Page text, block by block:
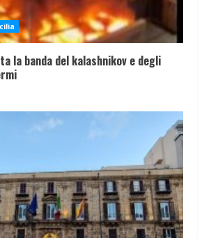
la banda del kalashnikov e degli